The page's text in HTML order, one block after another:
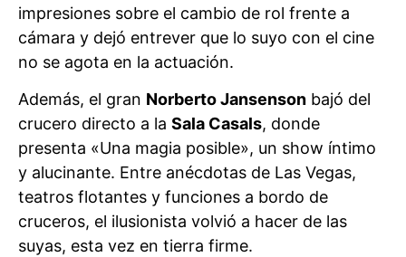
impresiones sobre el cambio de rol frente a
cámara y dejó entrever que lo suyo con el cine
no se agota en la actuación.
Además, el gran Norberto Jansenson bajó del
crucero directo a la Sala Casals, donde
presenta «Una magia posible», un show íntimo
y alucinante. Entre anécdotas de Las Vegas,
teatros flotantes y funciones a bordo de
cruceros, el ilusionista volvió a hacer de las
suyas, esta vez en tierra firme.